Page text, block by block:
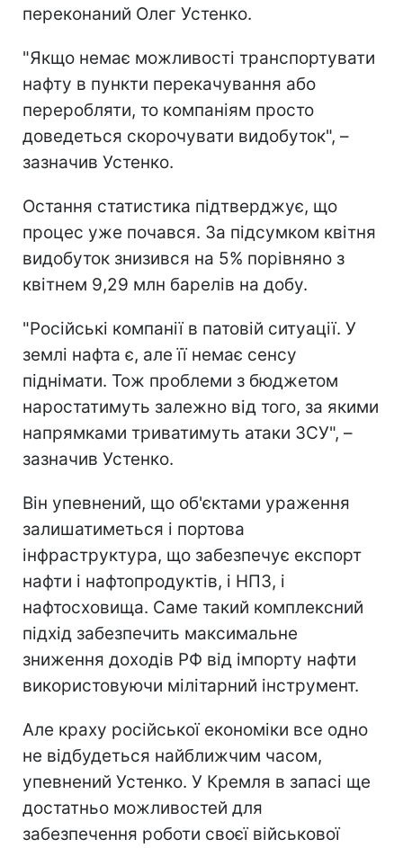
переконаний Олег Устенко.
"Якщо немає можливості транспортувати
нафту в пункти перекачування або
переробляти, то компаніям просто
доведеться скорочувати видобуток", –
зазначив Устенко.
Остання статистика підтверджує, що
процес уже почався. За підсумком квітня
видобуток знизився на 5% порівняно з
квітнем 9,29 млн барелів на добу.
"Російські компанії в патовій ситуації. У
землі нафта є, але її немає сенсу
піднімати. Тож проблеми з бюджетом
наростатимуть залежно від того, за якими
напрямками триватимуть атаки ЗСУ", –
зазначив Устенко.
Він упевнений, що об'єктами ураження
залишатиметься і портова
інфраструктура, що забезпечує експорт
нафти і нафтопродуктів, і НПЗ, і
нафтосховища. Саме такий комплексний
підхід забезпечить максимальне
зниження доходів РФ від імпорту нафти
використовуючи мілітарний інструмент.
Але краху російської економіки все одно
не відбудеться найближчим часом,
упевнений Устенко. У Кремля в запасі ще
достатньо можливостей для
забезпечення роботи своєї військової